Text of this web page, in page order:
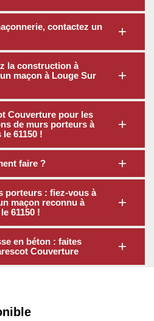
contactez un
la construction à
maçon à Louge Sur
Couverture pour les
de murs porteurs à
61150 !
faire ?
porteurs : fiez-vous à
maçon reconnu à
61150 !
en béton : faites
Couverture